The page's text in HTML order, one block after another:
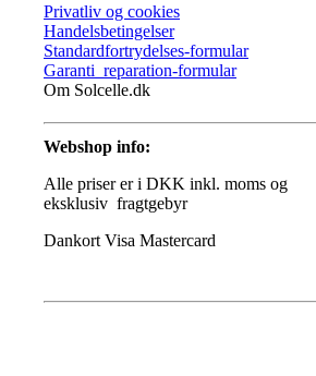
Privatliv og cookies
Handelsbetingelser
Standardfortrydelses-formular
Garanti_reparation-formular
Om Solcelle.dk
Webshop info:
Alle priser er i DKK inkl. moms og
eksklusiv fragtgebyr